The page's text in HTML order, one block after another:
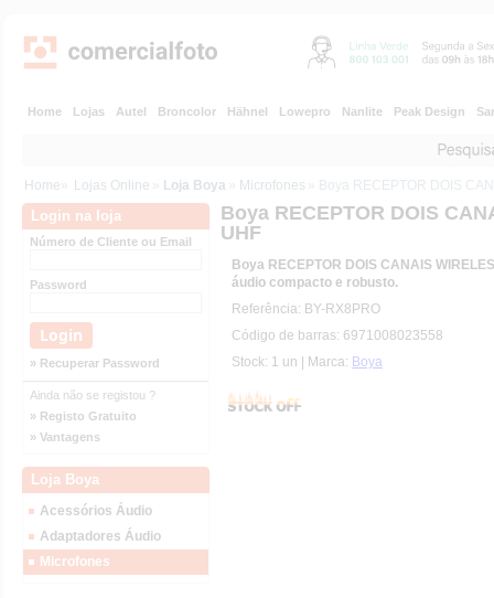
Home Lojas Autel Broncolor Hähnel Lowepro Nanlite Peak Design
Home » Lojas Online » Loja Boya » Microfones » Boya RECEPTOR DOIS
Login na loja
Número de Cliente ou Email
Password
» Recuperar Password
Ainda não se registou ?
» Registo Gratuito
» Vantagens
Loja Boya
Acessórios Áudio
Adaptadores Áudio
Microfones
Boya RECEPTOR DOIS
UHF
Boya RECEPTOR DOIS CANAIS
áudio compacto e robusto.
Referência: BY-RX8PRO
Código de barras: 6971008023558
Stock: 1 un | Marca: Boya